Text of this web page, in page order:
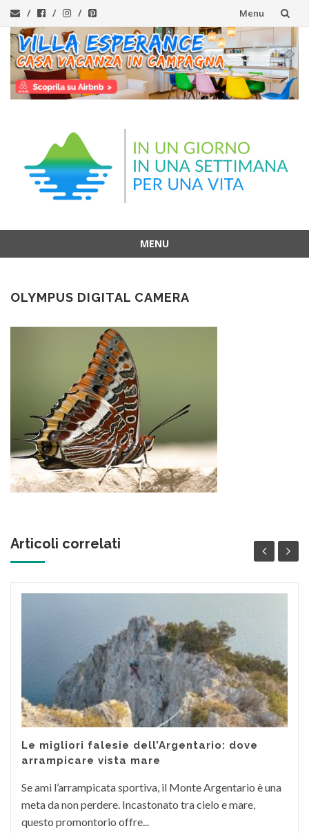
Menu
Vai
al
contenuto
MENU
contenuto
OLYMPUS DIGITAL CAMERA
Articoli correlati
Le migliori falesie dell’Argentario: dove
arrampicare vista mare
Se ami l’arrampicata sportiva, il Monte Argentario è una
meta da non perdere. Incastonato tra cielo e mare,
questo promontorio offre...